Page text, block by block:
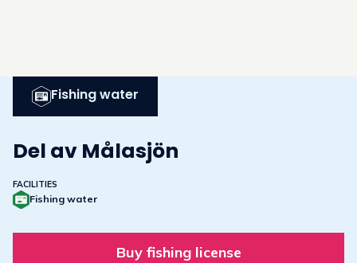
Fishing water
Del av Målasjön
FACILITIES
Fishing water
Buy fishing license